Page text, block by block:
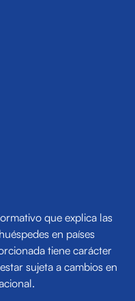
que explica las
en países
tiene carácter
sujeta a cambios en